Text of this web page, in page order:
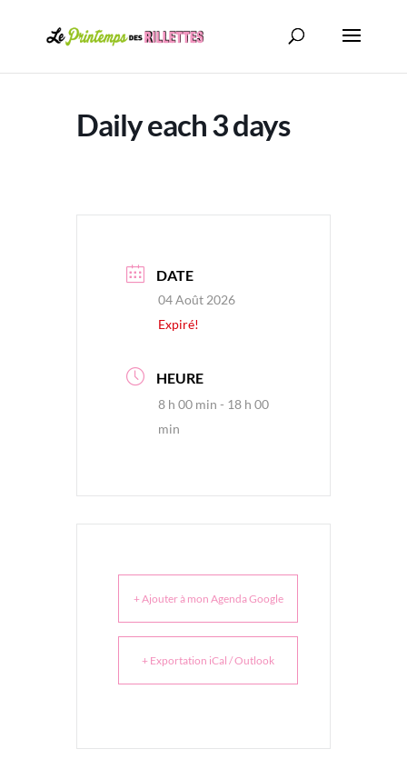
Daily each 3 days
DATE
04 Août 2026
Expiré!
HEURE
8 h 00 min - 18 h 00
min
+ Ajouter à mon Agenda Google
+ Exportation iCal / Outlook